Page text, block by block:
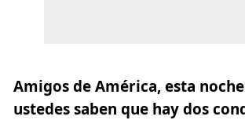
Amigos de América, esta
ustedes saben que hay dos